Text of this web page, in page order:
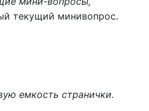
текущий минивопрос.
емкость странички.